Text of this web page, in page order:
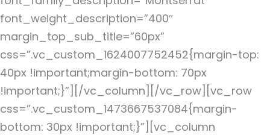
font_weight_description=”400″
margin_top_sub_title=”60px”
css=”.vc_custom_1624007752452{margin-top:
40px !important;margin-bottom: 70px
!important;}”][/vc_column][/vc_row] [vc_row
css=”.vc_custom_1473667537084{margin-
bottom: 30px !important;}”][vc_column